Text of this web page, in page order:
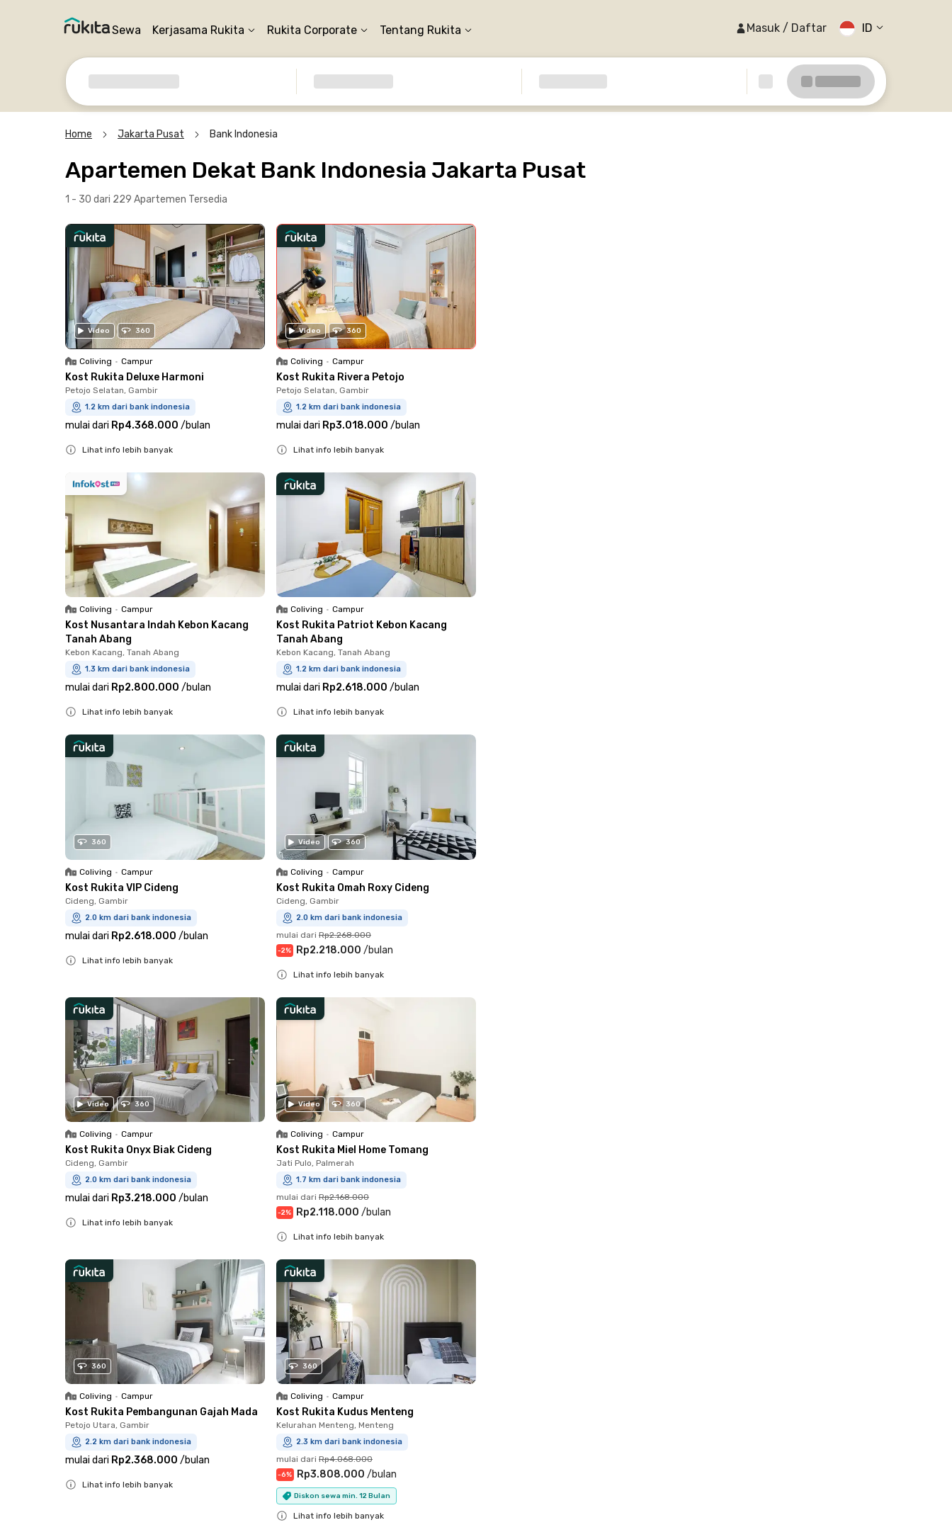
Sewa Kerjasama Rukita Rukita Corporate Tentang Rukita Masuk / Daftar ID
Home Jakarta Pusat Bank Indonesia
Apartemen Dekat Bank Indonesia Jakarta Pusat
1 - 30 dari 229 Apartemen Tersedia
Video 360
Coliving • Campur
Kost Rukita Deluxe Harmoni
Petojo Selatan, Gambir
1.2 km dari bank indonesia
mulai dari Rp4.368.000 /bulan
Lihat info lebih banyak
Video 360
Coliving • Campur
Kost Rukita Rivera Petojo
Petojo Selatan, Gambir
1.2 km dari bank indonesia
mulai dari Rp3.018.000 /bulan
Lihat info lebih banyak
Coliving • Campur
Kost Nusantara Indah Kebon Kacang
Tanah Abang
Kebon Kacang, Tanah Abang
1.3 km dari bank indonesia
mulai dari Rp2.800.000 /bulan
Lihat info lebih banyak
Coliving • Campur
Kost Rukita Patriot Kebon Kacang
Tanah Abang
Kebon Kacang, Tanah Abang
1.2 km dari bank indonesia
mulai dari Rp2.618.000 /bulan
Lihat info lebih banyak
360
Coliving • Campur
Kost Rukita VIP Cideng
Cideng, Gambir
2.0 km dari bank indonesia
mulai dari Rp2.618.000 /bulan
Lihat info lebih banyak
Video 360
Coliving • Campur
Kost Rukita Omah Roxy Cideng
Cideng, Gambir
2.0 km dari bank indonesia
mulai dari Rp2.268.000
-2% Rp2.218.000 /bulan
Lihat info lebih banyak
Video 360
Coliving • Campur
Kost Rukita Onyx Biak Cideng
Cideng, Gambir
2.0 km dari bank indonesia
mulai dari Rp3.218.000 /bulan
Lihat info lebih banyak
Video 360
Coliving • Campur
Kost Rukita Miel Home Tomang
Jati Pulo, Palmerah
1.7 km dari bank indonesia
mulai dari Rp2.168.000
-2% Rp2.118.000 /bulan
Lihat info lebih banyak
360
Coliving • Campur
Kost Rukita Pembangunan Gajah Mada
Petojo Utara, Gambir
2.2 km dari bank indonesia
mulai dari Rp2.368.000 /bulan
Lihat info lebih banyak
360
Coliving • Campur
Kost Rukita Kudus Menteng
Kelurahan Menteng, Menteng
2.3 km dari bank indonesia
mulai dari Rp4.068.000
-6% Rp3.808.000 /bulan
Diskon sewa min. 12 Bulan
Lihat info lebih banyak